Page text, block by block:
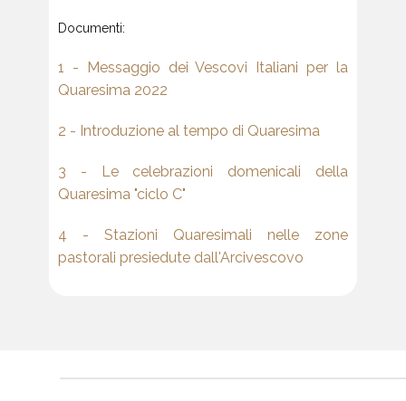
Documenti:
1 - Messaggio dei Vescovi Italiani per la
Quaresima 2022
2 - Introduzione al tempo di Quaresima
3 - Le celebrazioni domenicali della
Quaresima "ciclo C"
4 - Stazioni Quaresimali nelle zone
pastorali presiedute dall'Arcivescovo